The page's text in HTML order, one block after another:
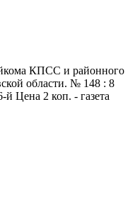
КПСС и районного
области. № 148 : 8
й Цена 2 коп. - газета